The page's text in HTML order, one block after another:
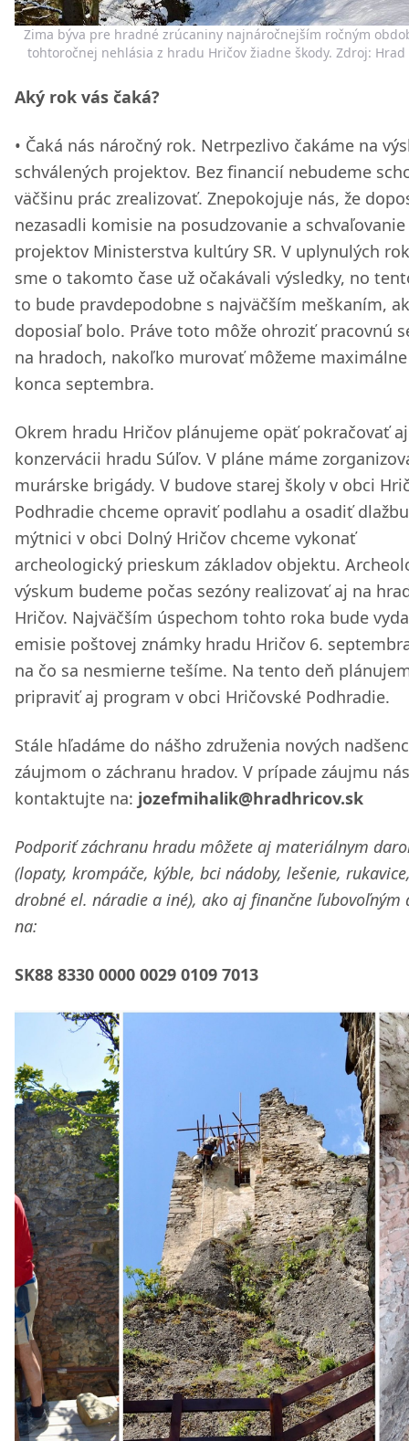
Zima býva pre hradné zrúcaniny najnáročnejším ročným
tohtoročnej nehlásia z hradu Hričov žiadne škody. Zdroj: Hrad
Aký rok vás čaká?
Čaká nás náročný rok. Netrpezlivo čakáme na
schválených projektov. Bez financií nebudeme
väčšinu prác zrealizovať. Znepokojuje nás, že
nezasadli komisie na posudzovanie a schvaľovanie
projektov Ministerstva kultúry SR. V uplynulých
sme o takomto čase už očakávali výsledky, no
to bude pravdepodobne s najväčším meškaním,
doposiaľ bolo. Práve toto môže ohroziť pracovnú
na hradoch, nakoľko murovať môžeme
konca septembra.
Okrem hradu Hričov plánujeme opäť pokračovať
konzervácii hradu Súľov. V pláne máme
murárske brigády. V budove starej školy v obci
Podhradie chceme opraviť podlahu a osadiť
mýtnici v obci Dolný Hričov chceme vykonať
archeologický prieskum základov objektu.
výskum budeme počas sezóny realizovať aj na
Hričov. Najväčším úspechom tohto roka bude
emisie poštovej známky hradu Hričov 6.
na čo sa nesmierne tešíme. Na tento deň
pripraviť aj program v obci Hričovské Podhradie.
Stále hľadáme do nášho združenia nových
záujmom o záchranu hradov. V prípade záujmu nás
kontaktujte na: jozefmihalik@hradhricov.sk
Podporiť záchranu hradu môžete aj materiálnym
(lopaty, krompáče, kýble, bci nádoby, lešenie,
drobné el. náradie a iné), ako aj finančne ľubovoľným
na:
SK88 8330 0000 0029 0109 7013